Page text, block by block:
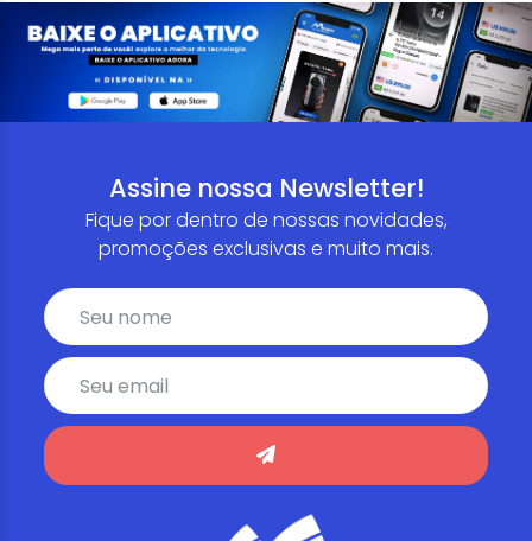
Assine nossa Newsletter!
Fique por dentro de nossas novidades,
promoções exclusivas e muito mais.